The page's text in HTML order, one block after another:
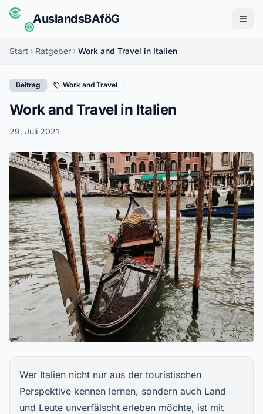
AuslandsBAföG
Start Ratgeber Work and Travel in Italien
Beitrag Work and Travel
Work and Travel in Italien
29. Juli 2021
Wer Italien nicht nur aus der touristischen
Perspektive kennen lernen, sondern auch Land
und Leute unverfälscht erleben möchte, ist mit